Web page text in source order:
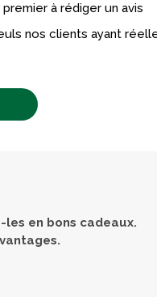
à rédiger un avis
nos clients ayant
en bons cadeaux.